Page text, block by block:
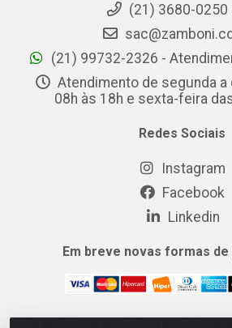
(21) 3680-0250
(21) 99732-2326 -
Atendimento de segunda
08h às 18h e sexta-feira
Redes Sociais
Instagram
Facebook
Linkedin
Em breve novas formas